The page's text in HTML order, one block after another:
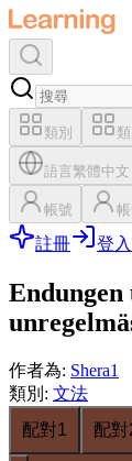
類別
語言繁體中文
帳號
註冊 登入
Endungen
作者為: Shera1
類別 : 文法
配對1
配對